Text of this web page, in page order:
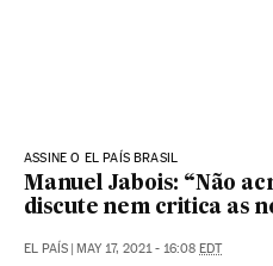
ASSINE O EL PAÍS BRASIL
Manuel Jabois: “Não
discute nem critica as
EL PAÍS MAY 17, 2021 - 16:08 EDT